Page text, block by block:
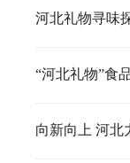
河北礼物寻味
“河北礼物”食